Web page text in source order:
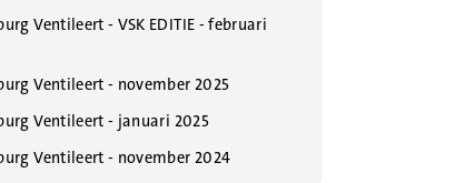
Ventileert - VSK EDITIE - februari
Ventileert - november 2025
Ventileert - januari 2025
Ventileert - november 2024